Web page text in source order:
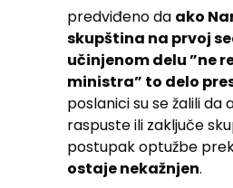
predviđeno da ako
skupština na prvoj
učinjenom delu ”ne
ministra” to delo
poslanici su se žalili da
raspuste ili zaključe
postupak optužbe
ostaje nekažnjen.